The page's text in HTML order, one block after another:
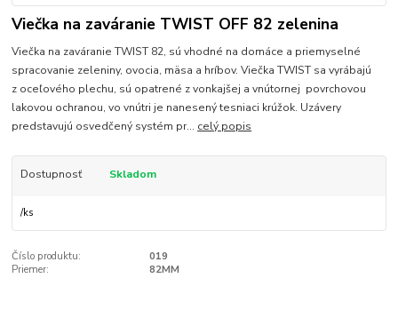
Viečka na zaváranie TWIST OFF 82 zelenina
Viečka na zaváranie TWIST 82, sú vhodné na domáce a priemyselné
spracovanie zeleniny, ovocia, mäsa a hríbov. Viečka TWIST sa vyrábajú
z oceľového plechu, sú opatrené z vonkajšej a vnútornej povrchovou
lakovou ochranou, vo vnútri je nanesený tesniaci krúžok. Uzávery
predstavujú osvedčený systém pr... celý popis
Dostupnosť Skladom
/ks
Číslo produktu:
019
Priemer:
82MM